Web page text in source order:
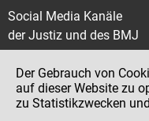
Social Media Kanäle
der Justiz und des BMJ
Impressum
Der Gebrauch von
auf dieser Website zu
zu Statistikzwecken